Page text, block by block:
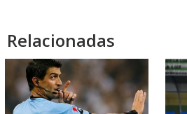
Relacionadas